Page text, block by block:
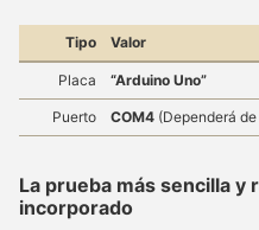
Tipo Valor
Placa “Arduino Uno”
Puerto COM4 (Dependerá
La prueba más sencilla y
incorporado